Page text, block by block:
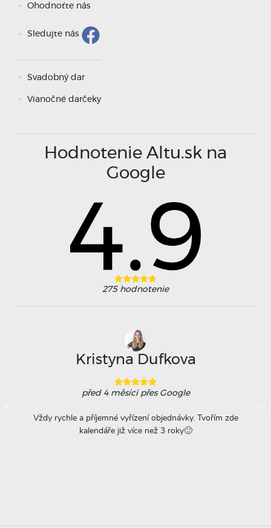
Ohodnoťte nás
Sledujte nás
Svadobný dar
Vianočné darčeky
Hodnotenie Altu.sk na
Google
275 hodnotenie
Kristyna Dufkova
před 4 měsícipřes Google
Vždy rychle a příjemné vyřízení objednávky. Tvořím zde
kalendáře již více než 3 roky🙂